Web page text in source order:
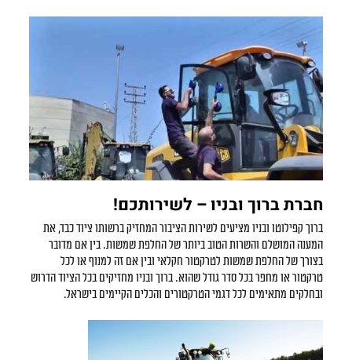
חברת ברוך ובניו – לשירותכם!
ברוך קפילוטו ובניו מציעים לשירות הציבור המחזיק ברשותו ציוד כבד, את
המענה המושלם והשרות הטוב ביותר של החלפת שמשות. בין אם מדובר
בצורך של החלפת שמשות לטרקטור חקלאי ובין אם זה למנוף או לכל
טרקטור או מחפר בכל סדר גודל שהוא. ברוך ובניו מחזיקים בכל הציוד הדרוש
ובחלקים מתאימים לכל דגמי הטרקטורים והכלים הקיימים בישראל.